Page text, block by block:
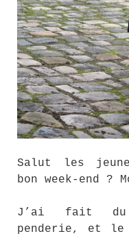
Salut les
bon week-end ?
J’ai fait du
penderie, et